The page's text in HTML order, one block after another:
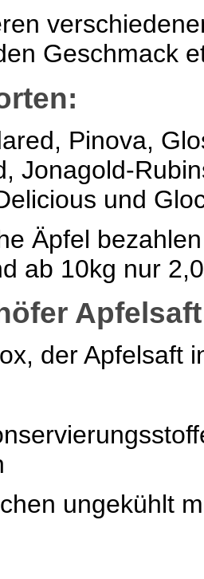
Geschmack
Pinova,
Jonagold-
und
Äpfel
ab 10kg nur
der Apfelsaft
ungekühlt